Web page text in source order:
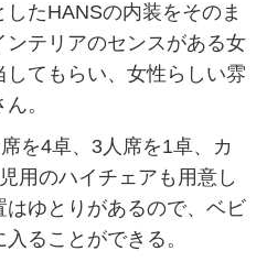
たHANSの内装をそのま
ンテリアのセンスがある女
てもらい、女性らしい雰
。
を4卓、3人席を1卓、カ
用のハイチェアも用意し
ゆとりがあるので、ベビ
ることができる。